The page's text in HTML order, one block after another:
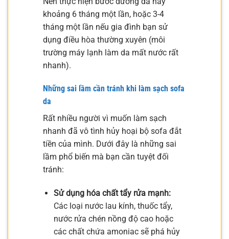
khoảng 6 tháng một lần, hoặc 3-4
tháng một lần nếu gia đình bạn sử
dụng điều hòa thường xuyên (môi
trường máy lạnh làm da mất nước rất
nhanh).
Những sai lầm cần tránh khi làm sạch sofa
da
Rất nhiều người vì muốn làm sạch
nhanh đã vô tình hủy hoại bộ sofa đắt
tiền của mình. Dưới đây là những sai
lầm phổ biến mà bạn cần tuyệt đối
tránh:
Sử dụng hóa chất tẩy rửa mạnh:
Các loại nước lau kính, thuốc tẩy,
nước rửa chén nồng độ cao hoặc
các chất chứa amoniac sẽ phá hủy